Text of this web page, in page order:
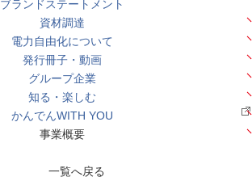
ブランドステートメント
資材調達
電力自由化について
発行冊子・動画
グループ企業
知る・楽しむ
かんでんWITH YOU
事業概要
一覧へ戻る